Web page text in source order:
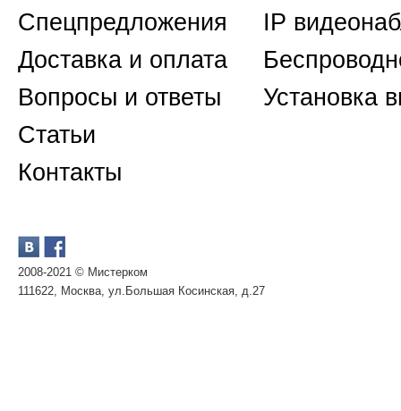
Спецпредложения
Доставка и оплата
Вопросы и ответы
Статьи
Контакты
2008-2021 © Мистерком
111622, Москва, ул.Большая Косинская, д.27
IP
Установка